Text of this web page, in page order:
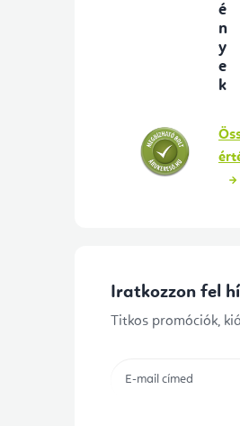
é
n
y
e
k
Iratkozzon fel
Titkos promóciók,